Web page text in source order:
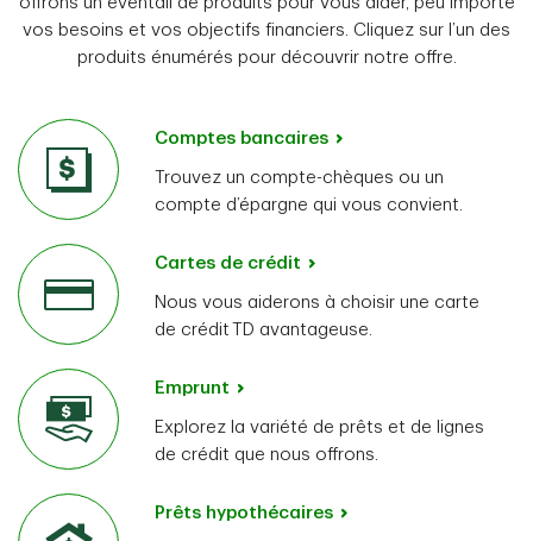
vos besoins et vos objectifs financiers. Cliquez sur l’un des
produits énumérés pour découvrir notre offre.
Comptes bancaires
Trouvez un compte-chèques ou un
compte d’épargne qui vous convient.
Cartes de crédit
Nous vous aiderons à choisir une carte
de crédit TD avantageuse.
Emprunt
Explorez la variété de prêts et de lignes
de crédit que nous offrons.
Prêts hypothécaires